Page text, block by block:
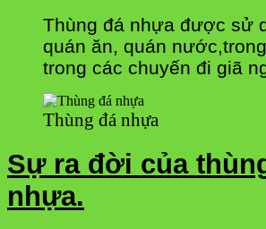
Thùng đá nhựa được sử
quán ăn, quán
trong các chuyến đi giã
Thùng đá nhựa
Sự ra đời của
nhựa.